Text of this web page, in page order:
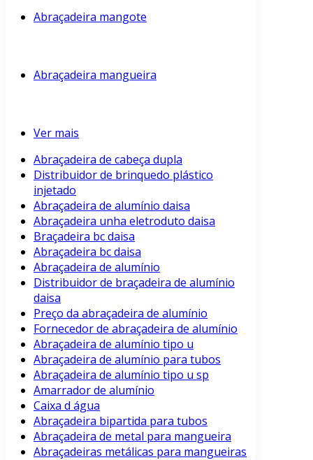
Abraçadeira mangote
Abraçadeira mangueira
Ver mais
Abraçadeira de cabeça dupla
Distribuidor de brinquedo plástico
injetado
Abraçadeira de alumínio daisa
Abraçadeira unha eletroduto daisa
Braçadeira bc daisa
Abraçadeira bc daisa
Abraçadeira de alumínio
Distribuidor de braçadeira de alumínio
daisa
Preço da abraçadeira de alumínio
Fornecedor de abraçadeira de alumínio
Abraçadeira de alumínio tipo u
Abraçadeira de alumínio para tubos
Abraçadeira de alumínio tipo u sp
Amarrador de alumínio
Caixa d água
Abraçadeira bipartida para tubos
Abraçadeira de metal para mangueira
Abraçadeiras metálicas para mangueiras